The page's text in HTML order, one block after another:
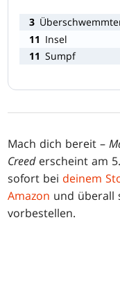
3
11 Insel
11 Sumpf
Mach dich bereit –
Creederscheint am
sofort bei deinem
Amazon und überall
vorbestellen.